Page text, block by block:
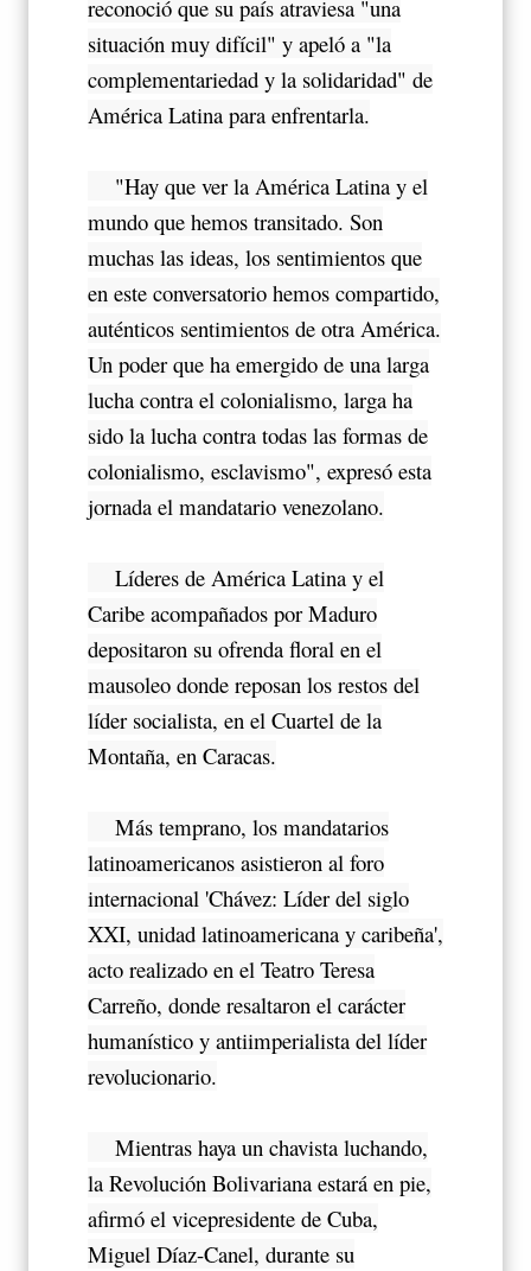
reconoció que su país atraviesa "una
situación muy difícil" y apeló a "la
complementariedad y la solidaridad" de
América Latina para enfrentarla.
"Hay que ver la América Latina y el
mundo que hemos transitado. Son
muchas las ideas, los sentimientos que
en este conversatorio hemos compartido,
auténticos sentimientos de otra América.
Un poder que ha emergido de una larga
lucha contra el colonialismo, larga ha
sido la lucha contra todas las formas de
colonialismo, esclavismo", expresó esta
jornada el mandatario venezolano.
Líderes de América Latina y el
Caribe acompañados por Maduro
depositaron su ofrenda floral en el
mausoleo donde reposan los restos del
líder socialista, en el Cuartel de la
Montaña, en Caracas.
Más temprano, los mandatarios
latinoamericanos asistieron al foro
internacional 'Chávez: Líder del siglo
XXI, unidad latinoamericana y caribeña',
acto realizado en el Teatro Teresa
Carreño, donde resaltaron el carácter
humanístico y antiimperialista del líder
revolucionario.
Mientras haya un chavista luchando,
la Revolución Bolivariana estará en pie,
afirmó el vicepresidente de Cuba,
Miguel Díaz-Canel, durante su